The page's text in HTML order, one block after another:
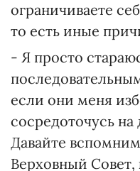
ограничиваете
то есть иные
- Я просто
если они меня
сосредоточусь на
Давайте
Верховный Совет,